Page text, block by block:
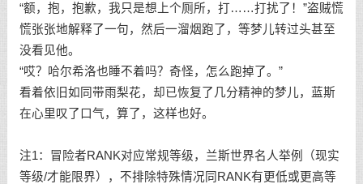
“额，抱，抱歉，我只是想上个厕所，打……打扰了！”盗贼慌
慌张张地解释了一句，然后一溜烟跑了，等梦儿转过头甚至
没看见他。
“哎？哈尔希洛也睡不着吗？奇怪，怎么跑掉了。”
看着依旧如同带雨梨花，却已恢复了几分精神的梦儿，蓝斯
在心里叹了口气，算了，这样也好。
注1：冒险者RANK对应常规等级，兰斯世界名人举例（现实
等级/才能限界），不排除特殊情况同RANK有更低或更高等